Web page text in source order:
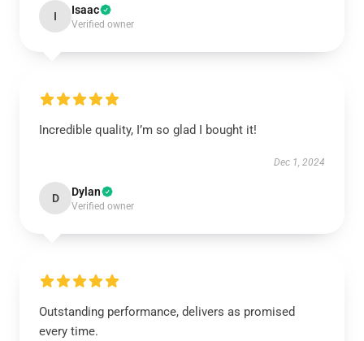
I Isaac
Verified owner
Incredible quality, I’m so glad I bought it!
Dec 1, 2024
D Dylan
Verified owner
Outstanding performance, delivers as promised
every time.